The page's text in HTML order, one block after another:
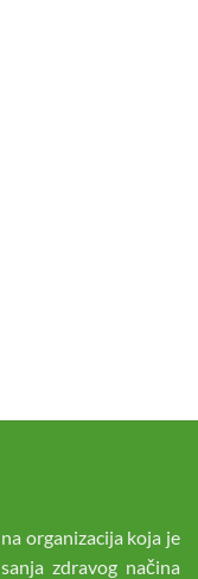
organizacija koja je
zdravog načina